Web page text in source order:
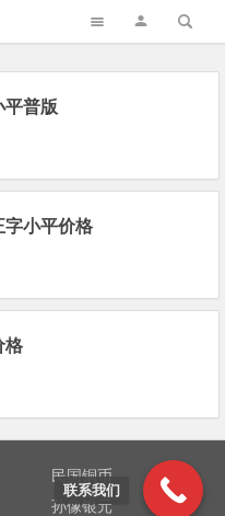
平普版
字小平价格
格
民国铜币
孙像银元
联系我们